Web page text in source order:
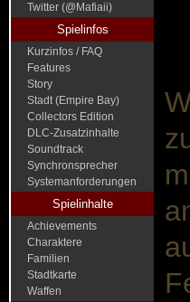
Twitter (@Mafiaii)
Spielinfos
Kurzinfos / FAQ
Features
Story
Stadt (Empire Bay)
Collectors Edition
DLC-Zusatzinhalte
Soundtrack
Synchronsprecher
Systemanforderungen
Spielinhalte
Achievements
Charaktere
Familien
Stadtkarte
Waffen